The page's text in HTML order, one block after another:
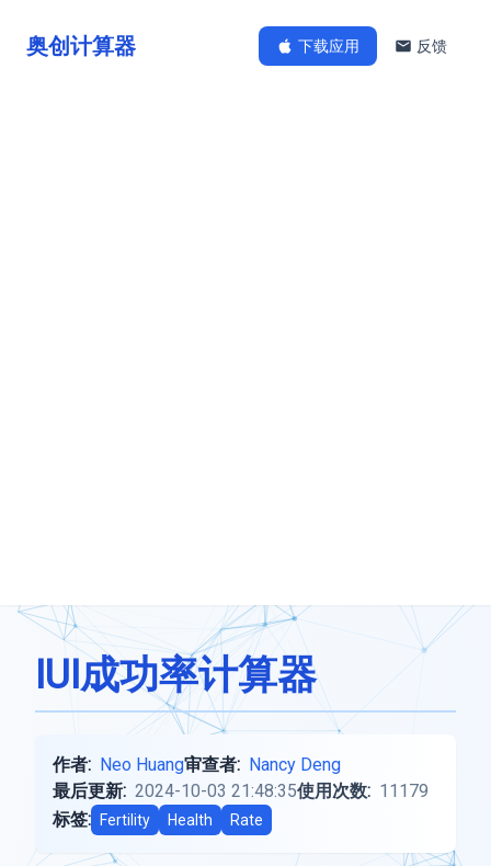
奥创计算器 下载应用 反馈
IUI成功率计算器
作者: Neo Huang审查者: Nancy Deng
最后更新: 2024-10-03 21:48:35使用次数: 11179
标签:
Fertility Health Rate